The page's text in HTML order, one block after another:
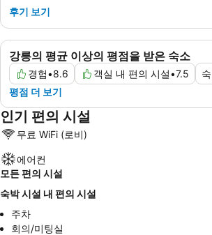
강릉의 평균 이상의 평점을 받은 숙소
경험•8.6 객실 내 편의 시설•7.5
평점 더 보기
후기 보기
인기 편의 시설
무료 WiFi (로비)
에어컨
모든 편의 시설
숙박 시설 내 편의 시설
주차
회의/미팅실